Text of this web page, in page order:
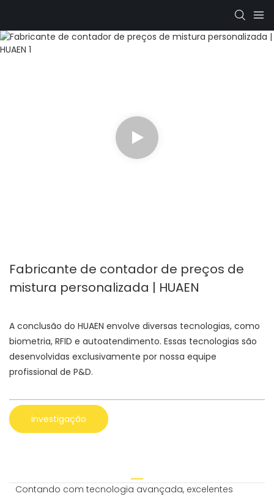
Fabricante de contador de preços de
mistura personalizada | HUAEN
A conclusão do HUAEN envolve diversas tecnologias, como
biometria, RFID e autoatendimento. Essas tecnologias são
desenvolvidas exclusivamente por nossa equipe
profissional de P&D.
investigação
Contando com tecnologia avançada, excelentes